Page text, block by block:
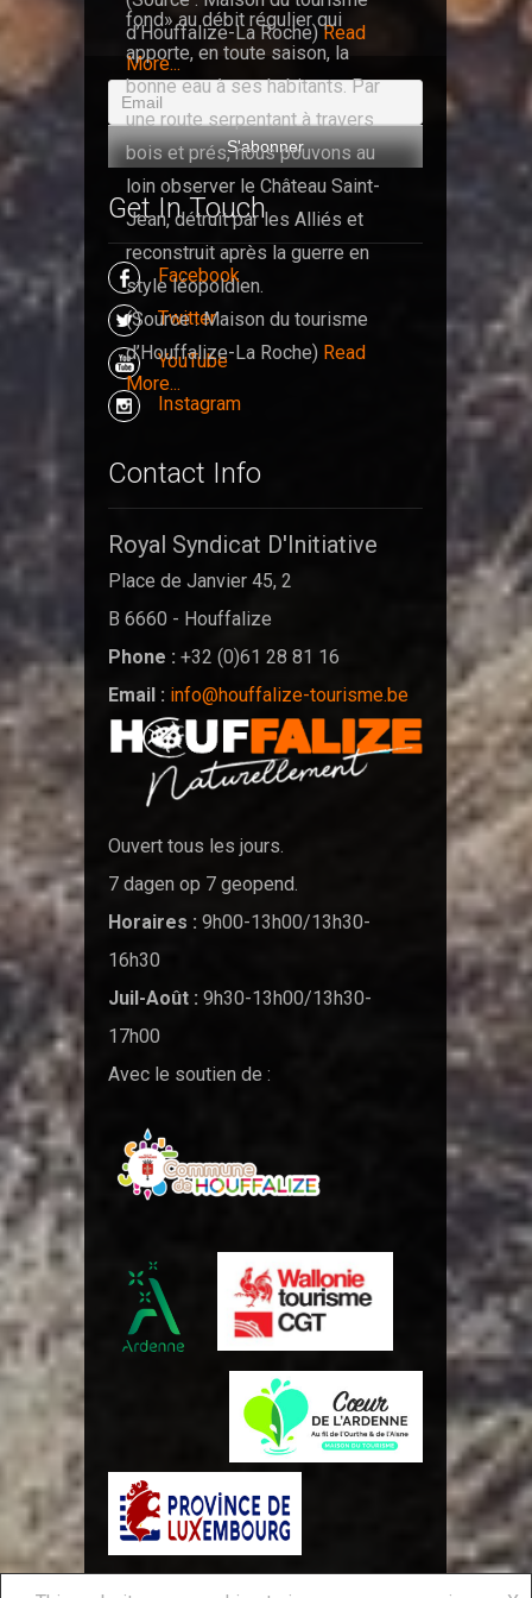
d’Houffalize-La Roche) Read
More...
fond» au débit régulier qui
apporte, en toute saison, la
bonne eau à ses habitants. Par
une route serpentant à travers
bois et prés, nous pouvons au
loin observer le Château Saint-
Jean, détruit par les Alliés et
reconstruit après la guerre en
style léopoldien.
(Source : Maison du tourisme
d’Houffalize-La Roche) Read
More...
Get In Touch
Facebook
Twitter
YouTube
Instagram
Contact Info
Royal Syndicat D'Initiative
Place de Janvier 45, 2
B 6660 - Houffalize
Phone : +32 (0)61 28 81 16
Email : info@houffalize-tourisme.be
Ouvert tous les jours.
7 dagen op 7 geopend.
Horaires : 9h00-13h00/13h30-
16h30
Juil-Août : 9h30-13h00/13h30-
17h00
Avec le soutien de :